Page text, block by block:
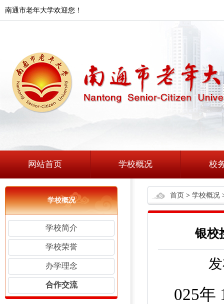
南通市老年大学欢迎您！
网站首页 学校概况 校
学校概况
学校简介
学校荣誉
办学理念
合作交流
首页 > 学校概况
银校
025年